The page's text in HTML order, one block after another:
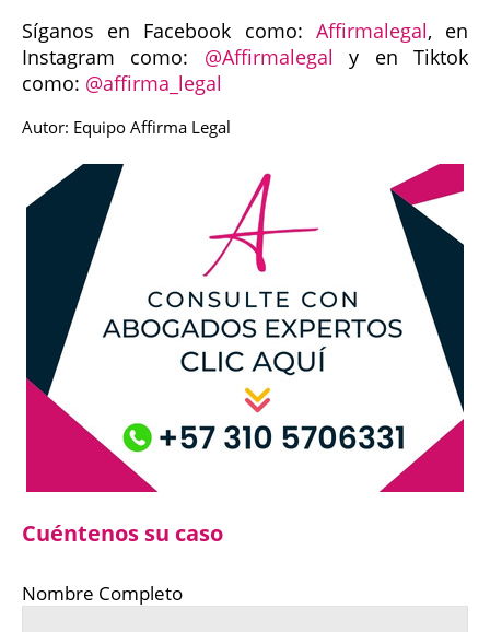
Síganos en Facebook como: Affirmalegal, en
Instagram como: @Affirmalegal y en Tiktok
como: @affirma_legal
Autor: Equipo Affirma Legal
Cuéntenos su caso
Nombre Completo